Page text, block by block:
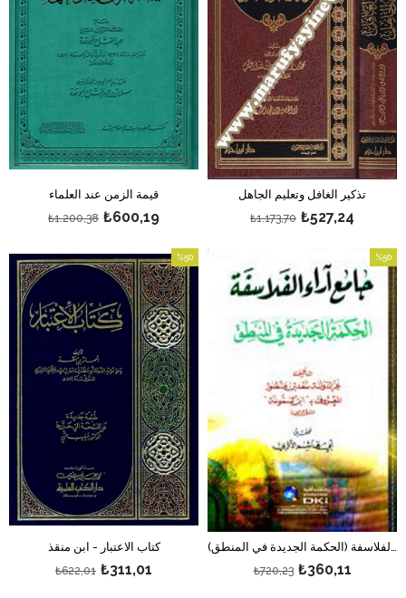
قيمة الزمن عند العلماء
₺600,19
₺1.200,38
تذكير الغافل وتعليم الجاهل
₺527,24
₺1.173,70
كتاب الاعتبار - ابن منقذ
₺311,01
₺622,01
%50
بيع
جامع آراء الفلاسفة (الحكمة الجديدة في المنطق)
₺360,11
₺720,23
%50
%50بيع